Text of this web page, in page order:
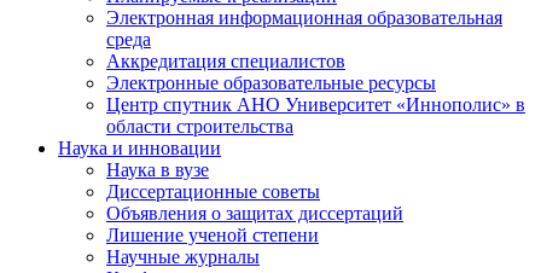
Электронная информационная образовательная
среда
Аккредитация специалистов
Электронные образовательные ресурсы
Центр спутник АНО Университет «Иннополис» в
области строительства
Наука и инновации
Наука в вузе
Диссертационные советы
Объявления о защитах диссертаций
Лишение ученой степени
Научные журналы